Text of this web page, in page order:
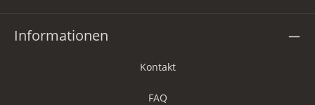
Informationen
Kontakt
FAQ